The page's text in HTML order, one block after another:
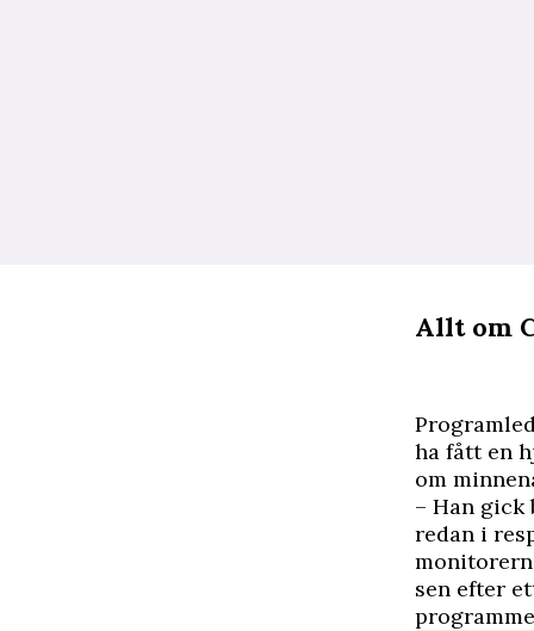
Allt om
P
ha fått en
om
– Han
redan i
sen efter